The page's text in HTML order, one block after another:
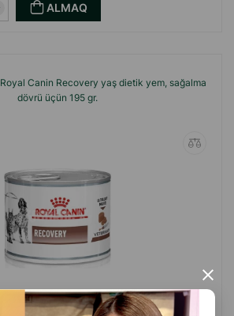
×
ALMAQ
Canin Recovery yaş dietik yem, sağalma
dövrü üçün 195 gr.